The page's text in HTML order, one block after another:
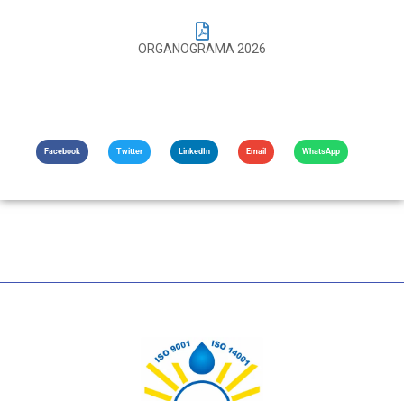
ORGANOGRAMA 2026
Facebook Twitter LinkedIn Email WhatsApp